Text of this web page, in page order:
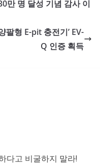
만 명 달성 기념 감사 이
팔형 E-pit 충전기’ EV-
Q 인증 획득
다고 비굴하지 말라!